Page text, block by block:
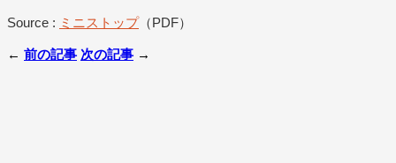
Source : ミニストップ（PDF）
← 前の記事 次の記事 →